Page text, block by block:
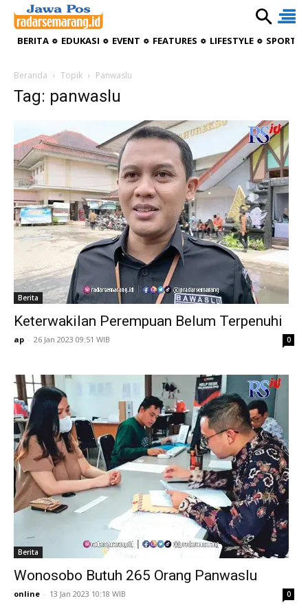
BERITA EDUKASI EVENT FEATURES LIFESTYLE
Beranda Topik Panwaslu
Tag: panwaslu
Berita
Keterwakilan Perempuan Belum Terpenuhi
ap - 26 Jan 2023 09:51 WIB 0
Berita
Wonosobo Butuh 265 Orang Panwaslu
online - 13 Jan 2023 10:18 WIB 0